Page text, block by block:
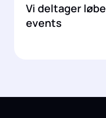
Vi deltager
events